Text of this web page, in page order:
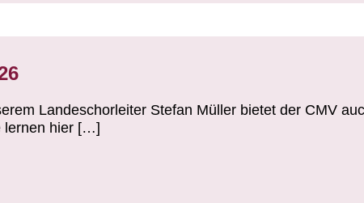
Landeschorleiter Stefan Müller bietet der CMV
lernen hier […]